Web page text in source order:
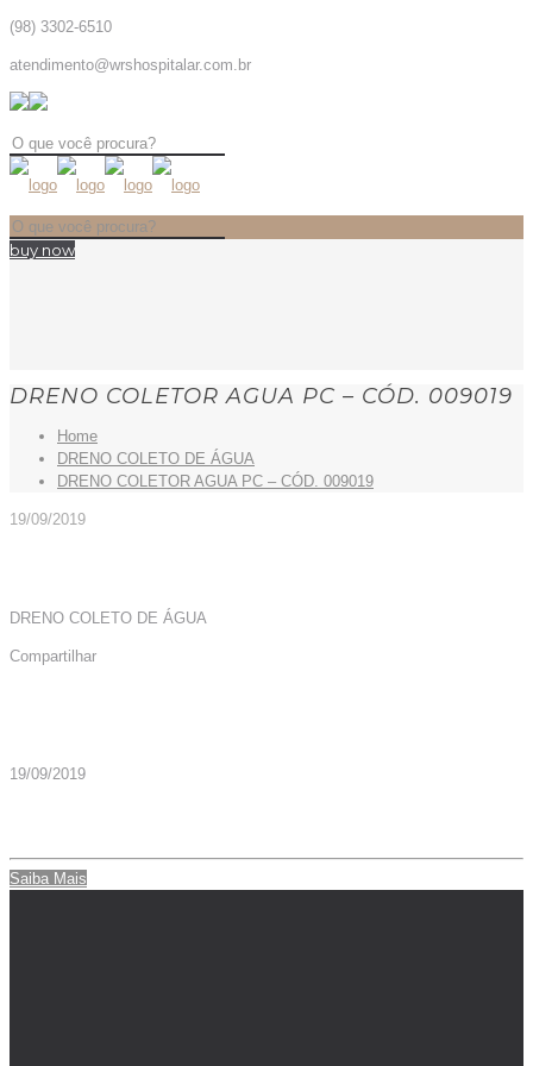
(98) 3302-6510
atendimento@wrshospitalar.com.br
buy now
DRENO COLETOR AGUA PC – CÓD. 009019
Home
DRENO COLETO DE ÁGUA
DRENO COLETOR AGUA PC – CÓD. 009019
19/09/2019
DRENO COLETO DE ÁGUA
Compartilhar
19/09/2019
Saiba Mais